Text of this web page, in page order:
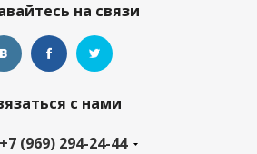
на связи
с нами
+7 (969) 294-24-44